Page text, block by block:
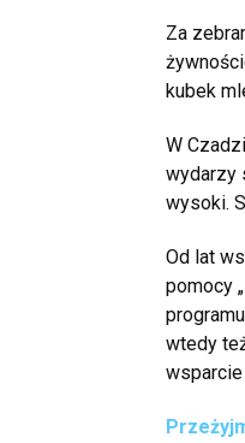
Za
kubek
W
wydarzy
wysoki.
Od lat
pomocy
wtedy
wsparcie